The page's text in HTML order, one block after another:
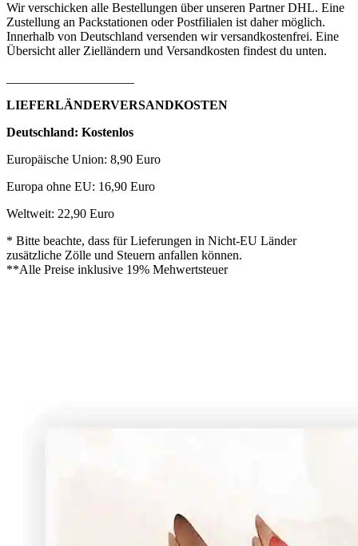
Wir verschicken alle Bestellungen über unseren Partner DHL. Eine
Zustellung an Packstationen oder Postfilialen ist daher möglich.
Innerhalb von Deutschland versenden wir versandkostenfrei. Eine
Übersicht aller Zielländern und Versandkosten findest du unten.
LIEFERLÄNDERVERSANDKOSTEN
Deutschland: Kostenlos
Europäische Union: 8,90 Euro
Europa ohne EU: 16,90 Euro
Weltweit: 22,90 Euro
* Bitte beachte, dass für Lieferungen in Nicht-EU Länder
zusätzliche Zölle und Steuern anfallen können.
**Alle Preise inklusive 19% Mehwertsteuer